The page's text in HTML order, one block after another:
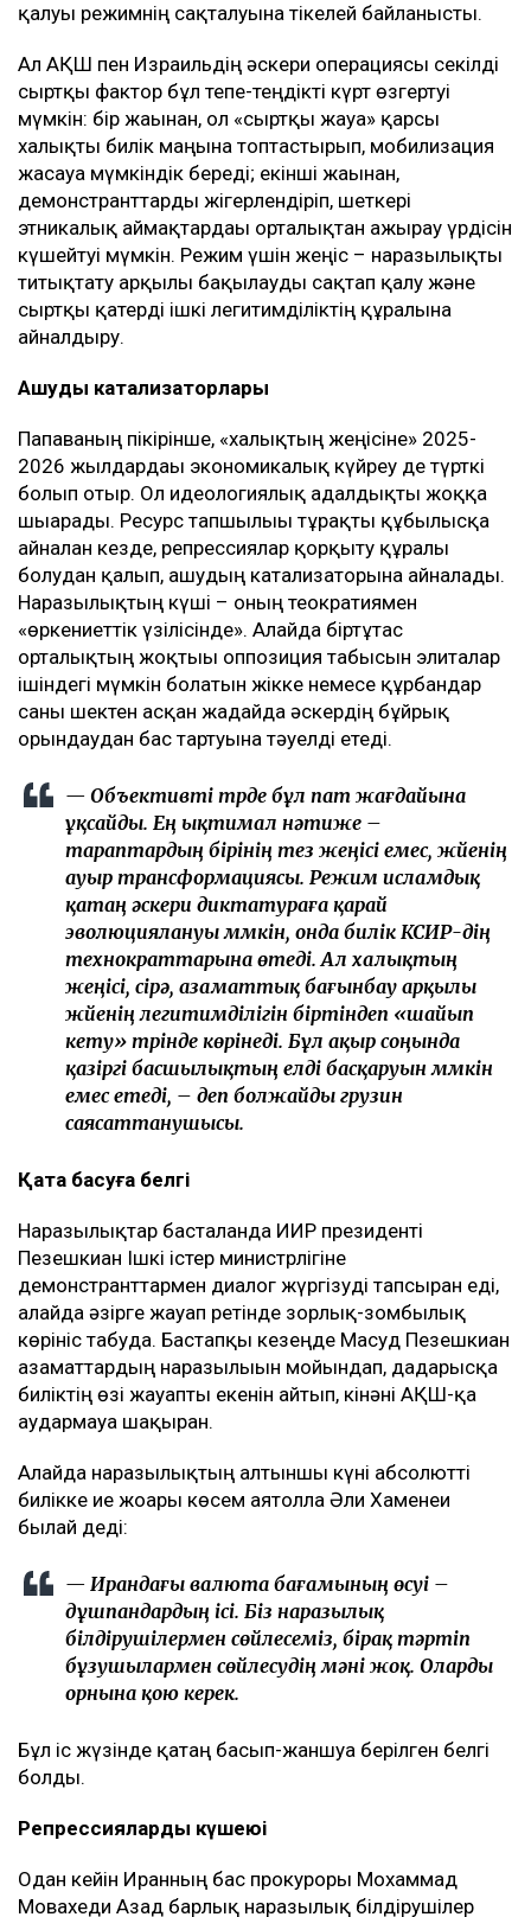
қалуы режимнің сақталуына тікелей байланысты.
Ал АҚШ пен Израильдің әскери операциясы секілді
сыртқы фактор бұл тепе-теңдікті күрт өзгертуі
мүмкін: бір жағынан, ол «сыртқы жауға» қарсы
халықты билік маңына топтастырып, мобилизация
жасауға мүмкіндік береді; екінші жағынан,
демонстранттарды жігерлендіріп, шеткері
этникалық аймақтардағы орталықтан ажырау үрдісін
күшейтуі мүмкін. Режим үшін жеңіс – наразылықты
титықтату арқылы бақылауды сақтап қалу және
сыртқы қатерді ішкі легитимділіктің құралына
айналдыру.
Ашудың катализаторлары
Папаваның пікірінше, «халықтың жеңісіне» 2025-
2026 жылдардағы экономикалық күйреу де түрткі
болып отыр. Ол идеологиялық адалдықты жоққа
шығарады. Ресурс тапшылығы тұрақты құбылысқа
айналған кезде, репрессиялар қорқыту құралы
болудан қалып, ашудың катализаторына айналады.
Наразылықтың күші – оның теократиямен
«өркениеттік үзілісінде». Алайда біртұтас
орталықтың жоқтығы оппозиция табысын элиталар
ішіндегі мүмкін болатын жікке немесе құрбандар
саны шектен асқан жағдайда әскердің бұйрық
орындаудан бас тартуына тәуелді етеді.
— Объективті түрде бұл пат жағдайына
ұқсайды. Ең ықтимал нәтиже –
тараптардың бірінің тез жеңісі емес, жүйенің
ауыр трансформациясы. Режим исламдық
қатаң әскери диктатураға қарай
эволюциялануы мүмкін, онда билік КСИР-дің
технократтарына өтеді. Ал халықтың
жеңісі, сірә, азаматтық бағынбау арқылы
жүйенің легитимділігін біртіндеп «шайып
кету» түрінде көрінеді. Бұл ақыр соңында
қазіргі басшылықтың елді басқаруын мүмкін
емес етеді, – деп болжайды грузин
саясаттанушысы.
Қатаң басуға белгі
Наразылықтар басталғанда ИИР президенті
Пезешкиан Ішкі істер министрлігіне
демонстранттармен диалог жүргізуді тапсырған еді,
алайда әзірге жауап ретінде зорлық-зомбылық
көрініс табуда. Бастапқы кезеңде Масуд Пезешкиан
азаматтардың наразылығын мойындап, дағдарысқа
биліктің өзі жауапты екенін айтып, кінәні АҚШ-қа
аудармауға шақырған.
Алайда наразылықтың алтыншы күні абсолютті
билікке ие жоғарғы көсем аятолла Әли Хаменеи
былай деді:
— Ирандағы валюта бағамының өсуі –
дұшпандардың ісі. Біз наразылық
білдірушілермен сөйлесеміз, бірақ тәртіп
бұзушылармен сөйлесудің мәні жоқ. Оларды
орнына қою керек.
Бұл іс жүзінде қатаң басып-жаншуға берілген белгі
болды.
Репрессиялардың күшеюі
Одан кейін Иранның бас прокуроры Мохаммад
Мовахеди Азад барлық наразылық білдірушілер